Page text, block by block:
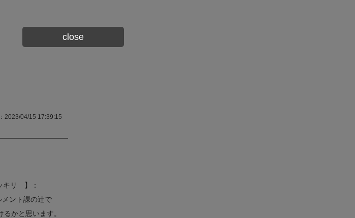
2023/04/15 17:39:15
】：
ント課の辻で
かと思います。
close